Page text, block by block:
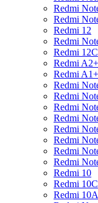
Redmi
Redmi
Redmi 12
Redmi
Redmi 12C
Redmi A2+
Redmi A1+
Redmi
Redmi
Redmi
Redmi
Redmi
Redmi
Redmi
Redmi
Redmi 10
Redmi 10C
Redmi 10A